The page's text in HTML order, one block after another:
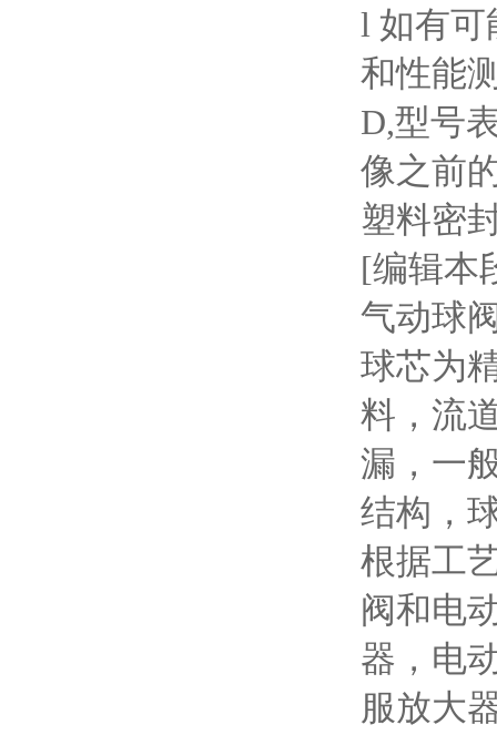
l 如有可
和性能
D,型号
像之前
塑料密
[编辑本
气动球
球芯为
料，流
漏，一
结构，
根据工
阀和电
器，电
服放大